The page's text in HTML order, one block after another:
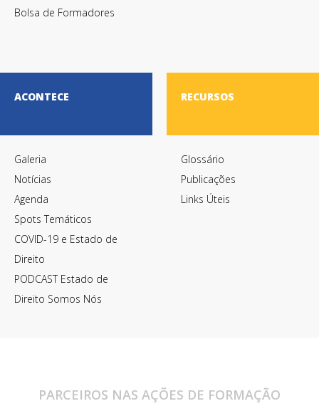
Bolsa de Formadores
ACONTECE
Galeria
Notícias
Agenda
Spots Temáticos
COVID-19 e Estado de
Direito
PODCAST Estado de
Direito Somos Nós
RECURSOS
Glossário
Publicações
Links Úteis
PARCEIROS NAS AÇÕES DE FORMAÇÃO